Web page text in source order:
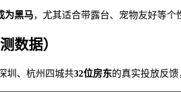
为黑马，尤其适合带露台、宠物友好等个
数据）
圳、杭州四城共32位房东的真实投放反馈